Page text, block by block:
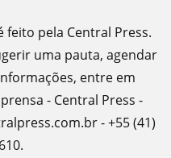
pela Central Press.
uma pauta, agendar
entre em
- Central Press -
- +55 (41)